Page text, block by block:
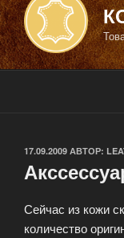
ОПУБЛИКОВАНО
17.09.2009 АВТОР:
Сейчас из кожи
количество